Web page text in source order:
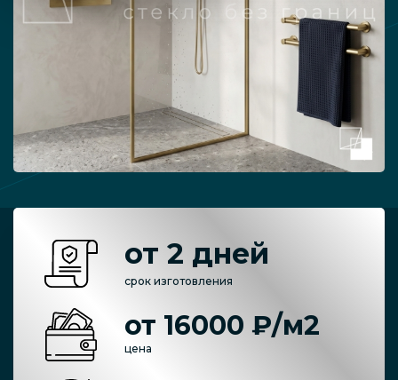
от 2 дней
срок изготовления
от 16000 ₽/м2
цена